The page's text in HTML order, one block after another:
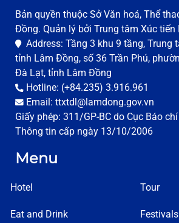
Bản quyền thuộc Sở Văn hoá, Thể
Đồng. Quản lý bởi Trung tâm Xúc
Address: Tầng 3 khu 9 tầng, Trung
tỉnh Lâm Đồng, số 36 Trần Phú,
Đà Lạt, tỉnh Lâm Đồng
Hotline: (+84.235) 3.916.961
Email: ttxtdl@lamdong.gov.vn
Giấy phép: 311/GP-BC do Cục Báo
Thông tin cấp ngày 13/10/2006
Menu
Hotel
Eat and Drink
Tour